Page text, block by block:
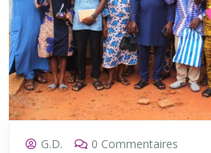
G.D. 0 Commentaires